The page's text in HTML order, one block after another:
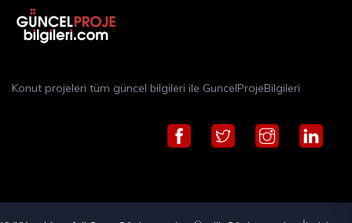
Konut projeleri tüm güncel bilgileri ile GuncelProjeBilgileri